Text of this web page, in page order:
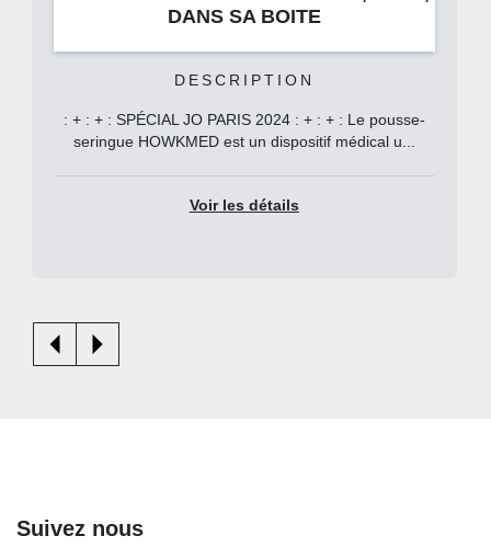
DANS SA BOITE
DESCRIPTION
: + : + : SPÉCIAL JO PARIS 2024 : + : + : Le pousse-
seringue HOWKMED est un dispositif médical u...
Voir les détails
Suivez nous